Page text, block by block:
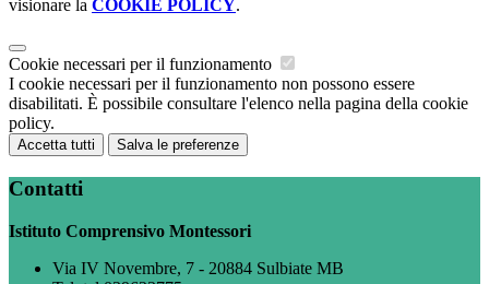
visionare la COOKIE POLICY.
Cookie necessari per il funzionamento
I cookie necessari per il funzionamento non possono essere
disabilitati. È possibile consultare l'elenco nella pagina della cookie
policy.
Accetta tutti Salva le preferenze
Contatti
Istituto Comprensivo Montessori
Via IV Novembre, 7 - 20884 Sulbiate MB